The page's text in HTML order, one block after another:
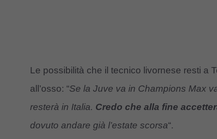
Le possibilità che il tecnico livornese resti a
all’osso: “Se la Juve va in Champions Max
resterà in Italia. Credo che alla fine
dovuto andare già l’estate scorsa“.